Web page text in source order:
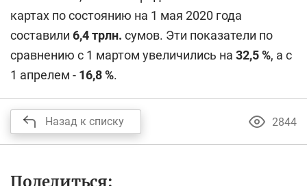
картах по состоянию на 1 мая 2020 года
составили 6,4трлн. сумов. Эти показатели по
сравнению с 1 мартом увеличились на 32,5%, а с
1 апрелем - 16,8%.
Назад к списку 2844
Поделиться: